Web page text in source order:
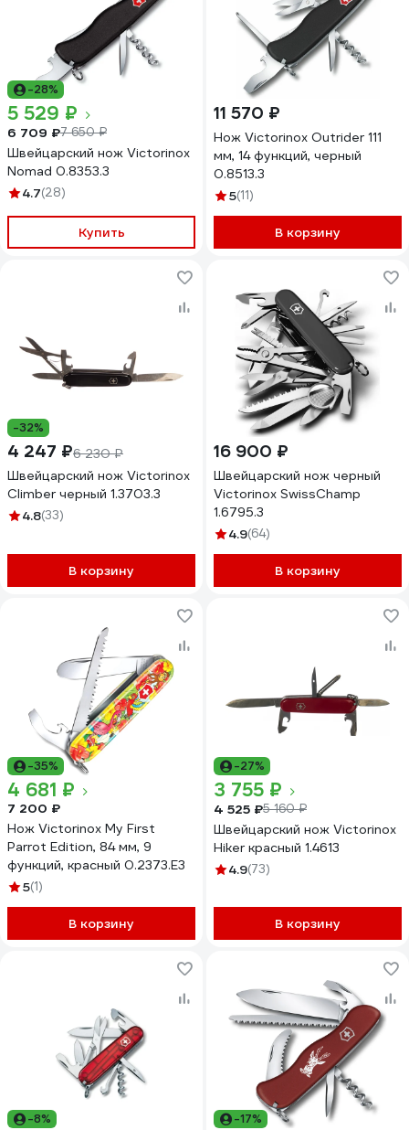
-28%
5 529 ₽
6 709 ₽7 650 ₽
Швейцарский нож Victorinox
Nomad 0.8353.3
4.7(28)
Купить
11 570 ₽
Нож Victorinox Outrider 111
мм, 14 функций, черный
0.8513.3
5(11)
В корзину
-32%
4 247 ₽6 230 ₽
Швейцарский нож Victorinox
Climber черный 1.3703.3
4.8(33)
В корзину
16 900 ₽
Швейцарский нож черный
Victorinox SwissChamp
1.6795.3
4.9(64)
В корзину
-35%
4 681 ₽
7 200 ₽
Нож Victorinox My First
Parrot Edition, 84 мм, 9
функций, красный 0.2373.E3
5(1)
В корзину
-27%
3 755 ₽
4 525 ₽5 160 ₽
Швейцарский нож Victorinox
Hiker красный 1.4613
4.9(73)
В корзину
-8% -17%